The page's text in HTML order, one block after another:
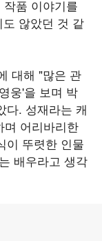
품 이야기를
않았던 것 같
대해 "많은 관
웅'을 보며 박
다. 성재라는 캐
며 어리바리한
이 뚜렷한 인물
배우라고 생각